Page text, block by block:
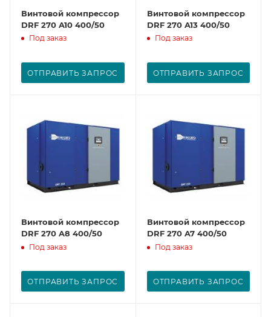
Винтовой компрессор
DRF 270 A10 400/50
Под заказ
ОТПРАВИТЬ ЗАПРОС
Винтовой компрессор
DRF 270 A13 400/50
Под заказ
ОТПРАВИТЬ ЗАПРОС
Винтовой компрессор
DRF 270 A8 400/50
Под заказ
ОТПРАВИТЬ ЗАПРОС
Винтовой компрессор
DRF 270 A7 400/50
Под заказ
ОТПРАВИТЬ ЗАПРОС